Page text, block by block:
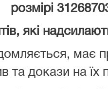
розмірі
які
має
та докази на їх